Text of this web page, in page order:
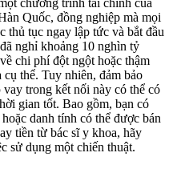
chương trình tài chính của
Quốc, đồng nghiệp mà mọi
thủ tục ngay lập tức và bắt đầu
nghỉ khoảng 10 nghìn tỷ
chi phí đột ngột hoặc thậm
thể. Tuy nhiên, đảm bảo
trong kết nối này có thể có
gian tốt. Bao gồm, bạn có
danh tính có thể được bán
tiền từ bác sĩ y khoa, hãy
sử dụng một chiến thuật.